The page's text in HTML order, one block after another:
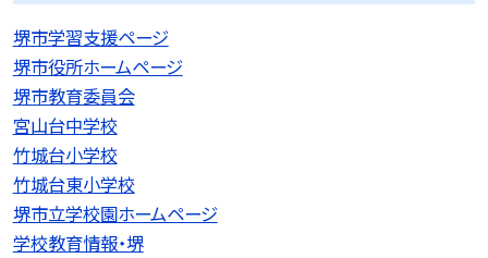
堺市学習支援ページ
堺市役所ホームページ
堺市教育委員会
宮山台中学校
竹城台小学校
竹城台東小学校
堺市立学校園ホームページ
学校教育情報・堺